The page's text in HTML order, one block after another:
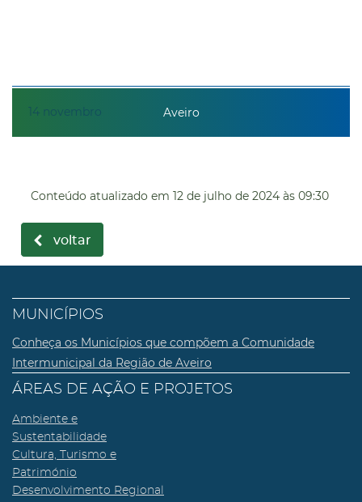
14 novembro Aveiro
Conteúdo atualizado em 12 de julho de 2024 às 09:30
voltar
MUNICÍPIOS
Conheça os Municípios que compõem a Comunidade
Intermunicipal da Região de Aveiro
ÁREAS DE AÇÃO E PROJETOS
Ambiente e
Sustentabilidade
Cultura, Turismo e
Património
Desenvolvimento Regional